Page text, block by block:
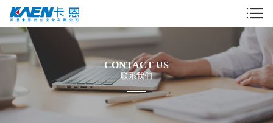
CONTACT US
联系我们